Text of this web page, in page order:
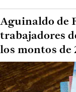
Aguinaldo de
trabajadores
los montos de